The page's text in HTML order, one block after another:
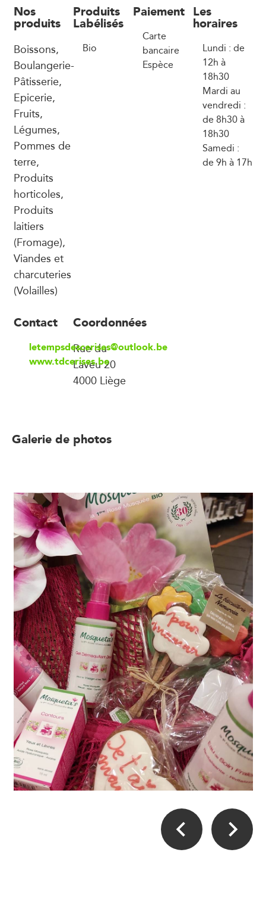
Nos
produits
Boissons,
Boulangerie-
Pâtisserie,
Epicerie,
Fruits,
Légumes,
Pommes de
terre,
Produits
horticoles,
Produits
laitiers
(Fromage),
Viandes et
charcuteries
(Volailles)
Produits
Labélisés
Bio
Paiement
Carte
bancaire
Espèce
Les
horaires
Lundi : de
12h à
18h30
Mardi au
vendredi :
de 8h30 à
18h30
Samedi :
de 9h à 17h
Contact
letempsdescerises@outlook.be
www.tdcerises.be
Coordonnées
Rue du
Laveu 20
4000 Liège
Galerie de photos